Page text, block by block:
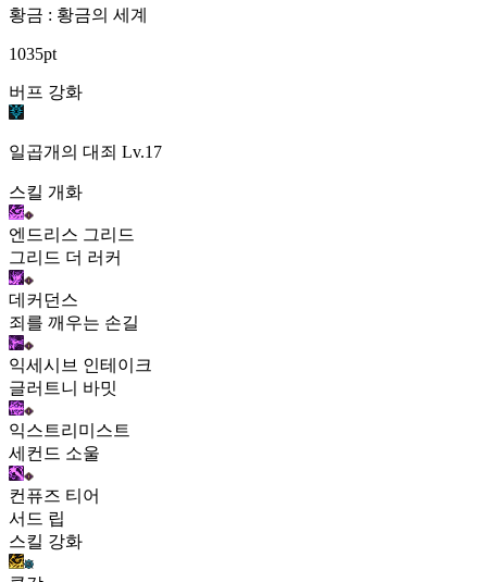
황금 : 황금의 세계
1035pt
버프 강화
일곱개의 대죄 Lv.17
스킬 개화
엔드리스 그리드
그리드 더 러커
데커던스
죄를 깨우는 손길
익세시브 인테이크
글러트니 바밋
익스트리미스트
세컨드 소울
컨퓨즈 티어
서드 립
스킬 강화